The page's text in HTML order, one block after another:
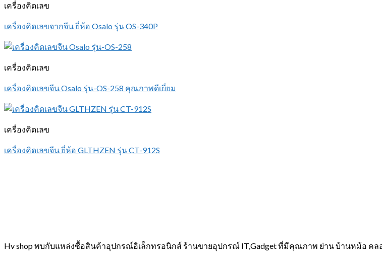
เครื่องคิดเลข
เครื่องคิดเลขจากจีน ยี่ห้อ Osalo รุ่น OS-340P
เครื่องคิดเลข
เครื่องคิดเลขจีน Osalo รุ่น-OS-258 คุณภาพดีเยี่ยม
เครื่องคิดเลข
เครื่องคิดเลขจีน ยี่ห้อ GLTHZEN รุ่น CT-912S
Hv shop พบกับแหล่งซื้อสินค้าอุปกรณ์อิเล็กทรอนิกส์ ร้านขายอุปกรณ์ IT,Gadget ที่มีคุณภาพ ย่าน บ้านหม้อ คล